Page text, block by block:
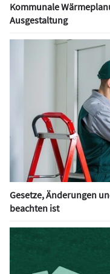
Kommunale
Ausgestaltung
Gesetze, Änderungen
beachten ist